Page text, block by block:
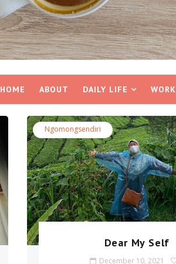
HOME ABOUT DAILY LIFE WORK
Ngomongsendiri
Dear My Self
December 10, 2021